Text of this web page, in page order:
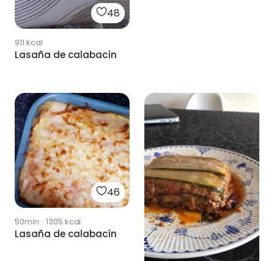
48
911 kcal
Lasaña de calabacín
46
50min · 1305 kcal
Lasaña de calabacín